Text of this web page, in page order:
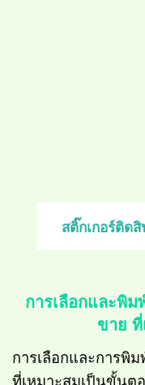
สติ๊กเกอร์ติด
การเลือกและพิม
ขาย ที่
การเลือกและการพิม
ที่เหมาะสมเป็นขั้น